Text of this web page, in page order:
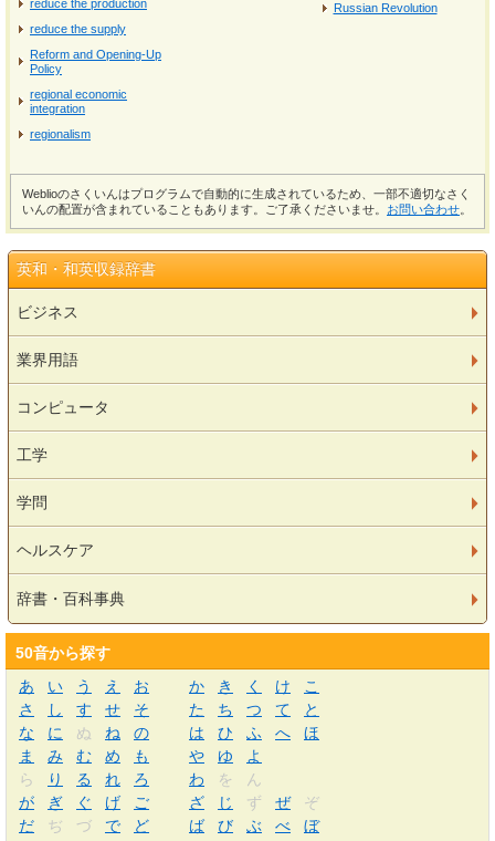
reduce the production
reduce the supply
Reform and Opening-Up
Policy
regional economic
integration
regionalism
Russian Revolution
Weblioのさくいんはプログラムで自動的に生成されているため、一部不適切なさく
いんの配置が含まれていることもあります。ご了承くださいませ。 お問い合わせ
英和・和英収録辞書
ビジネス
業界用語
コンピュータ
工学
学問
ヘルスケア
辞書・百科事典
50音から探す
あ
い う え お か き く け
こ
さ
し す せ そ た ち つ て
と
な
に ぬ ね の は ひ ふ へ
ほ
ま
み む め も や ゆ
よ
ら
り る れ ろ わ を
ん
が
ぎ ぐ げ ご ざ じ ず ぜ
ぞ
だ
ぢ づ で ど ば び ぶ べ
ぼ